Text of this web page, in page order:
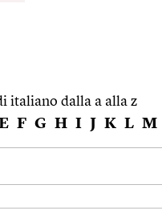
italiano dalla a alla z
F G H I J K L M